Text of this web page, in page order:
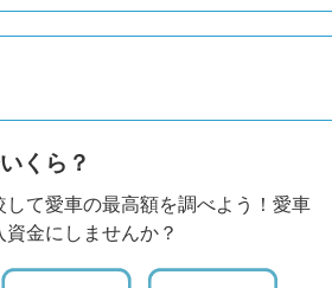
くら？
て愛車の最高額を調べよう！愛車
金にしませんか？